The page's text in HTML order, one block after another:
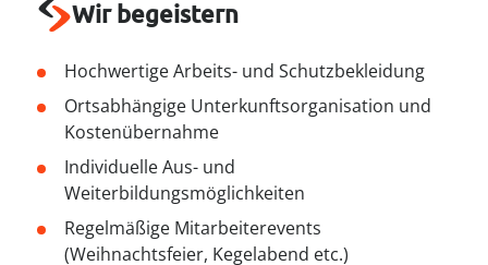
----
Wir begeistern
Hochwertige Arbeits- und Schutzbekleidung
Ortsabhängige Unterkunftsorganisation und
Kostenübernahme
Individuelle Aus- und
Weiterbildungsmöglichkeiten
Regelmäßige Mitarbeiterevents
(Weihnachtsfeier, Kegelabend etc.)